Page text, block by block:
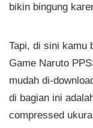
bikin bingung
Tapi, di sini kamu
Game Naruto
mudah di-
di bagian ini
compressed